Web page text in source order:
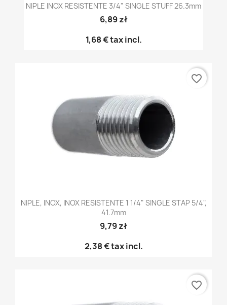
NIPLE INOX RESISTENTE 3/4" SINGLE STUFF 26.3mm
6,89 zł
1,68 €tax incl.
NIPLE, INOX, INOX RESISTENTE 1 1/4" SINGLE STAP 5/4",
41.7mm
9,79 zł
2,38 €tax incl.
favorite_border
favorite_border